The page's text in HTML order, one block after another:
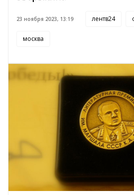
23 ноября 2023, 13:19 лентв24
москва